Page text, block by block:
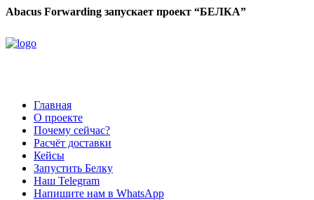
Abacus Forwarding запускает проект “БЕЛКА”
Главная
О проекте
Почему сейчас?
Расчёт доставки
Кейсы
Запустить Белку
Наш Telegram
Напишите нам в WhatsApp